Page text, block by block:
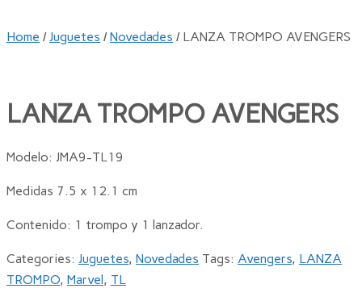
Home /Juguetes /Novedades / LANZA TROMPO AVENGERS
LANZA TROMPO AVENGERS
Modelo: JMA9-TL19
Medidas 7.5 x 12.1 cm
Contenido: 1 trompo y 1 lanzador.
Categories: Juguetes, Novedades Tags: Avengers, LANZA
TROMPO, Marvel, TL